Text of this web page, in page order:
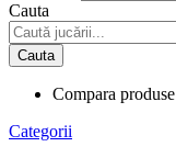
Cauta
Cauta
Compara produse
Categorii